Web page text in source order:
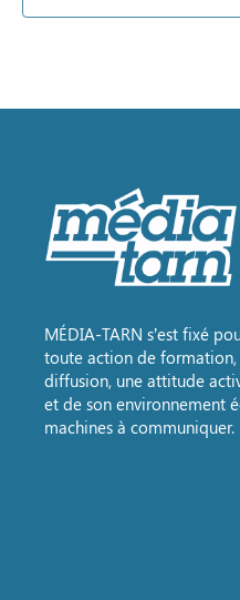
MÉDIA-TARN s’est fixé
toute action de
diffusion, une attitude
et de son environnement
machines à communiquer.